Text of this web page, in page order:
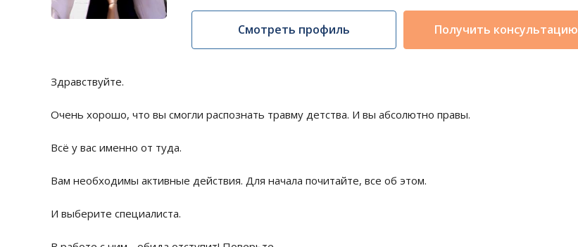
Смотреть профиль Получить консультацию
Здравствуйте.
Очень хорошо, что вы смогли распознать травму детства. И вы абсолютно правы.
Всё у вас именно от туда.
Вам необходимы активные действия. Для начала почитайте, все об этом.
И выберите специалиста.